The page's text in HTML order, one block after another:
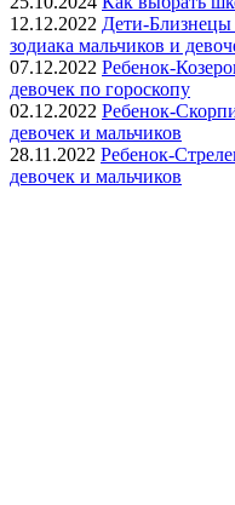
12.12.2022 Дети-Близнецы
зодиака мальчиков и
07.12.2022 Ребенок-
девочек по гороскопу
02.12.2022 Ребенок-
девочек и мальчиков
28.11.2022 Ребенок-
девочек и мальчиков